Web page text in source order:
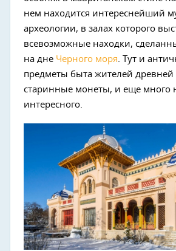
нем находится интереснейший
археологии, в залах которого
всевозможные находки,
на дне Черного моря . Тут и
предметы быта жителей
старинные монеты, и еще много
интересного.